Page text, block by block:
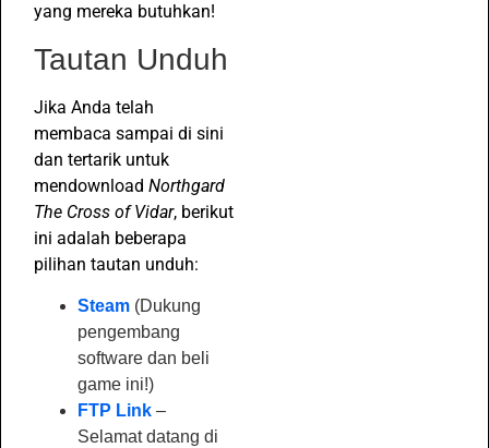
yang mereka butuhkan!
Tautan Unduh
Jika Anda telah
membaca sampai di sini
dan tertarik untuk
mendownload Northgard
The Cross of Vidar, berikut
ini adalah beberapa
pilihan tautan unduh:
Steam (Dukung
pengembang
software dan beli
game ini!)
FTP Link –
Selamat datang di